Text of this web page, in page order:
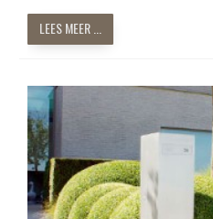
LEES MEER ...